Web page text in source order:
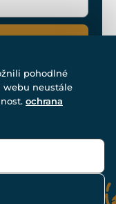
2007-2026.
pohodlné
webu neustále
ochrana